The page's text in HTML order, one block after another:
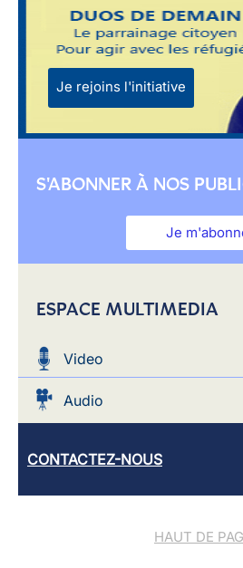
Je rejoins l'initiative
S'ABONNER À NOS
Je
ESPACE MULTIMEDIA
Video
Audio
CONTACTEZ-NOUS
HAUT DE